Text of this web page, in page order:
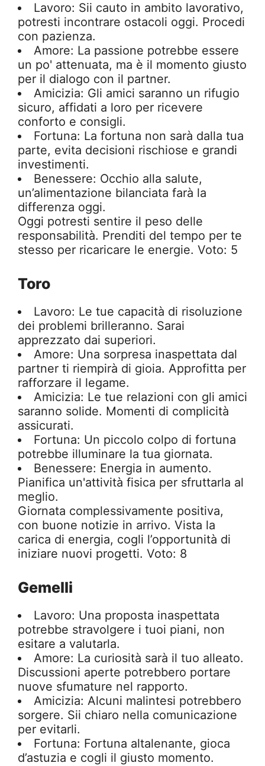
Lavoro: Sii cauto in ambito lavorativo,
potresti incontrare ostacoli oggi. Procedi
con pazienza.
Amore: La passione potrebbe essere
un po' attenuata, ma è il momento giusto
per il dialogo con il partner.
Amicizia: Gli amici saranno un rifugio
sicuro, affidati a loro per ricevere
conforto e consigli.
Fortuna: La fortuna non sarà dalla tua
parte, evita decisioni rischiose e grandi
investimenti.
Benessere: Occhio alla salute,
un’alimentazione bilanciata farà la
differenza oggi.
Oggi potresti sentire il peso delle
responsabilità. Prenditi del tempo per te
stesso per ricaricare le energie. Voto: 5
Toro
Lavoro: Le tue capacità di risoluzione
dei problemi brilleranno. Sarai
apprezzato dai superiori.
Amore: Una sorpresa inaspettata dal
partner ti riempirà di gioia. Approfitta per
rafforzare il legame.
Amicizia: Le tue relazioni con gli amici
saranno solide. Momenti di complicità
assicurati.
Fortuna: Un piccolo colpo di fortuna
potrebbe illuminare la tua giornata.
Benessere: Energia in aumento.
Pianifica un'attività fisica per sfruttarla al
meglio.
Giornata complessivamente positiva,
con buone notizie in arrivo. Vista la
carica di energia, cogli l’opportunità di
iniziare nuovi progetti. Voto: 8
Gemelli
Lavoro: Una proposta inaspettata
potrebbe stravolgere i tuoi piani, non
esitare a valutarla.
Amore: La curiosità sarà il tuo alleato.
Discussioni aperte potrebbero portare
nuove sfumature nel rapporto.
Amicizia: Alcuni malintesi potrebbero
sorgere. Sii chiaro nella comunicazione
per evitarli.
Fortuna: Fortuna altalenante, gioca
d’astuzia e cogli il giusto momento.